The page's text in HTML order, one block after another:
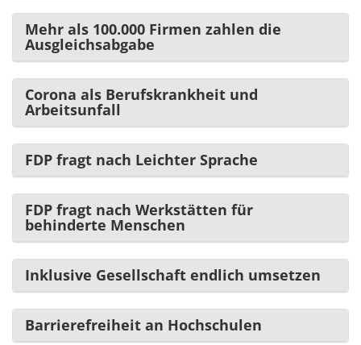
Mehr als 100.000 Firmen zahlen die
Ausgleichsabgabe
Corona als Berufskrankheit und
Arbeitsunfall
FDP fragt nach Leichter Sprache
FDP fragt nach Werkstätten für
behinderte Menschen
Inklusive Gesellschaft endlich umsetzen
Barrierefreiheit an Hochschulen